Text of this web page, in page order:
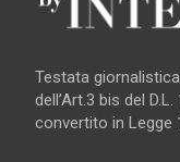
Testata
dell’Art.3 bis del
convertito in Legge